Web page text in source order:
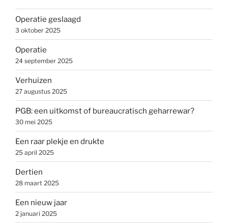
Operatie geslaagd
3 oktober 2025
Operatie
24 september 2025
Verhuizen
27 augustus 2025
PGB: een uitkomst of bureaucratisch geharrewar?
30 mei 2025
Een raar plekje en drukte
25 april 2025
Dertien
28 maart 2025
Een nieuw jaar
2 januari 2025